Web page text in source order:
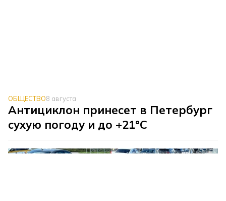
ОБЩЕСТВО8 августа
Антициклон принесет в Петербург
сухую погоду и до +21°C